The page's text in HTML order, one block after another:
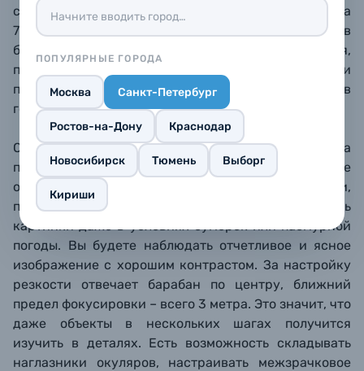
ПОПУЛЯРНЫЕ ГОРОДА
Москва Санкт-Петербург
Ростов-на-Дону Краснодар
Новосибирск Тюмень Выборг
Кириши
сможете изучать отдаленные пейзажи и объекты на
7-кратном увеличении. Одно из преимуществ
бинокля – достаточно широкое поле зрения,
позволяющее эффективно следить за животными и
птицами, прокладывать маршруты, искать путь в
горах.
Оптика бинокля Levenhuk Travel 7x50 построена на
призмах Porro из стекла BK-7. Полное просветление
оптики в сочетании с большими объективами,
пропускающими много света, дает высокую яркость
картинки даже в условиях сумерек или пасмурной
погоды. Вы будете наблюдать отчетливое и ясное
изображение с хорошим контрастом. За настройку
резкости отвечает барабан по центру, ближний
предел фокусировки – всего 3 метра. Это значит, что
даже объекты в нескольких шагах получится
изучить в деталях. Есть возможность складывать
наглазники окуляров, настраивать межзрачковое